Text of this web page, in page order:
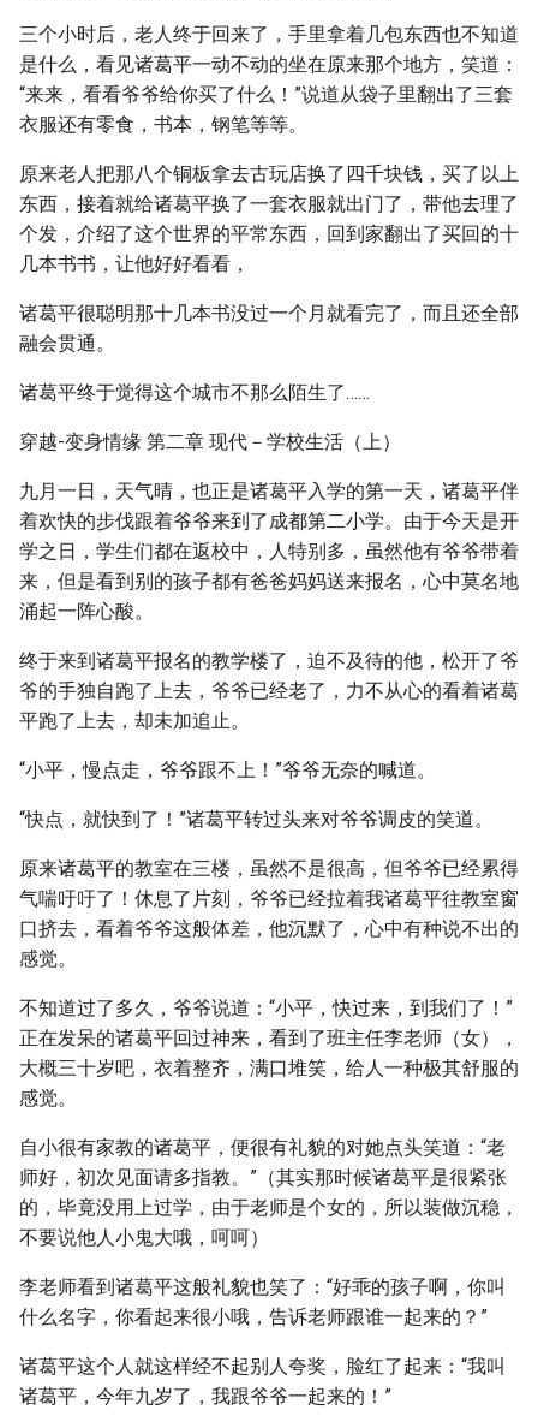
三个小时后，老人终于回来了，手里拿着几包东西也不知道
是什么，看见诸葛平一动不动的坐在原来那个地方，笑道：
“来来，看看爷爷给你买了什么！”说道从袋子里翻出了三套
衣服还有零食，书本，钢笔等等。
原来老人把那八个铜板拿去古玩店换了四千块钱，买了以上
东西，接着就给诸葛平换了一套衣服就出门了，带他去理了
个发，介绍了这个世界的平常东西，回到家翻出了买回的十
几本书书，让他好好看看，
诸葛平很聪明那十几本书没过一个月就看完了，而且还全部
融会贯通。
诸葛平终于觉得这个城市不那么陌生了……
穿越-变身情缘 第二章 现代－学校生活（上）
九月一日，天气晴，也正是诸葛平入学的第一天，诸葛平伴
着欢快的步伐跟着爷爷来到了成都第二小学。由于今天是开
学之日，学生们都在返校中，人特别多，虽然他有爷爷带着
来，但是看到别的孩子都有爸爸妈妈送来报名，心中莫名地
涌起一阵心酸。
终于来到诸葛平报名的教学楼了，迫不及待的他，松开了爷
爷的手独自跑了上去，爷爷已经老了，力不从心的看着诸葛
平跑了上去，却未加追止。
“小平，慢点走，爷爷跟不上！”爷爷无奈的喊道。
“快点，就快到了！”诸葛平转过头来对爷爷调皮的笑道。
原来诸葛平的教室在三楼，虽然不是很高，但爷爷已经累得
气喘吁吁了！休息了片刻，爷爷已经拉着我诸葛平往教室窗
口挤去，看着爷爷这般体差，他沉默了，心中有种说不出的
感觉。
不知道过了多久，爷爷说道：“小平，快过来，到我们了！”
正在发呆的诸葛平回过神来，看到了班主任李老师（女），
大概三十岁吧，衣着整齐，满口堆笑，给人一种极其舒服的
感觉。
自小很有家教的诸葛平，便很有礼貌的对她点头笑道：“老
师好，初次见面请多指教。”（其实那时候诸葛平是很紧张
的，毕竟没用上过学，由于老师是个女的，所以装做沉稳，
不要说他人小鬼大哦，呵呵）
李老师看到诸葛平这般礼貌也笑了：“好乖的孩子啊，你叫
什么名字，你看起来很小哦，告诉老师跟谁一起来的？”
诸葛平这个人就这样经不起别人夸奖，脸红了起来：“我叫
诸葛平，今年九岁了，我跟爷爷一起来的！”